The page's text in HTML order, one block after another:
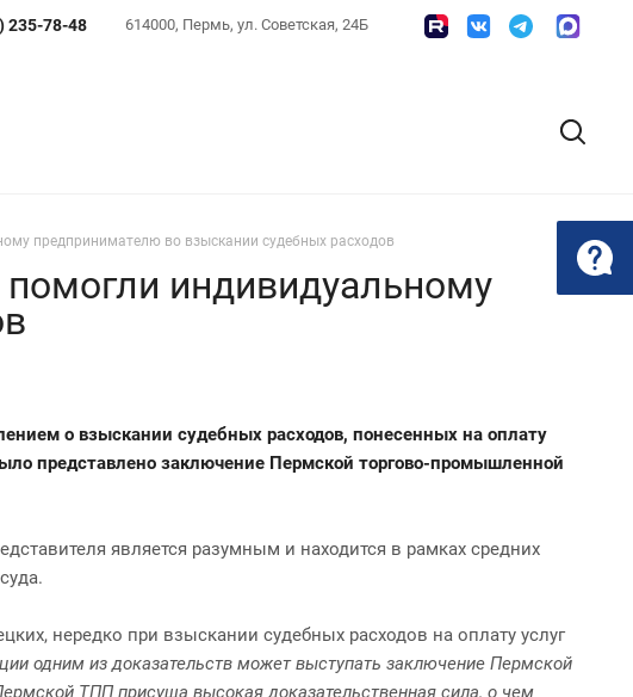
614000, Пермь, ул. Советская, 24Б
235-78-48
предпринимателю во взыскании судебных расходов
индивидуальному
о взыскании судебных расходов, понесенных на оплату
представлено заключение Пермской торгово-промышленной
является разумным и находится в рамках средних
нередко при взыскании судебных расходов на оплату услуг
одним из доказательств может выступать заключение Пермской
ТПП присуща высокая доказательственная сила, о чем